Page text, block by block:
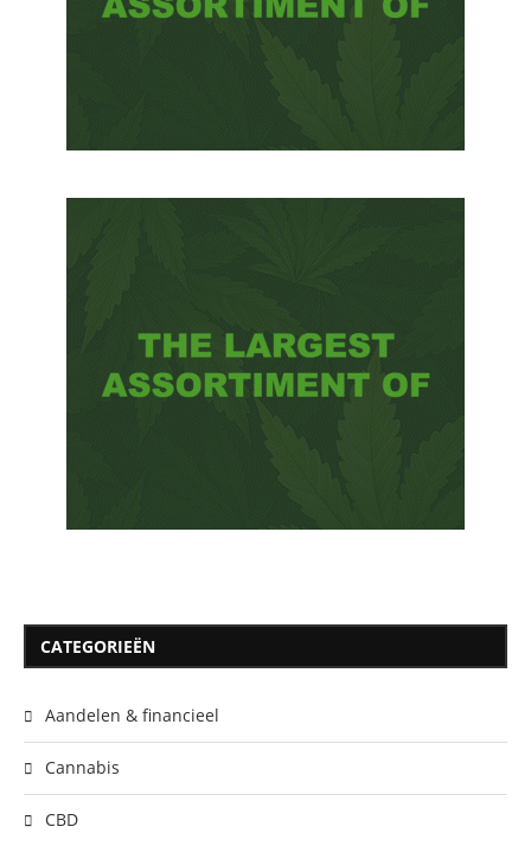
CATEGORIEËN
Aandelen & financieel
Cannabis
CBD